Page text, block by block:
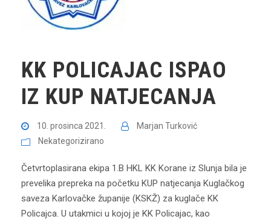
KK POLICAJAC ISPAO
IZ KUP NATJECANJA
10. prosinca 2021.
Marjan Turković
Nekategorizirano
Četvrtoplasirana ekipa 1.B HKL KK Korane iz Slunja bila je
prevelika prepreka na početku KUP natjecanja Kuglačkog
saveza Karlovačke županije (KSKŽ) za kuglače KK
Policajca. U utakmici u kojoj je KK Policajac, kao